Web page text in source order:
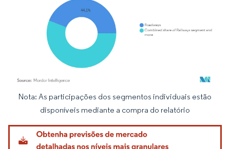
Imagem © Mordor Intelligence. O reuso requer atribuição conforme CC BY 4.0.
Nota: As participações dos segmentos individuais estão
disponíveis mediante a compra do relatório